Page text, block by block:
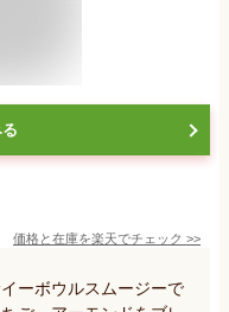
価格と在庫を楽天でチェック >>
ーボウルスムージーで